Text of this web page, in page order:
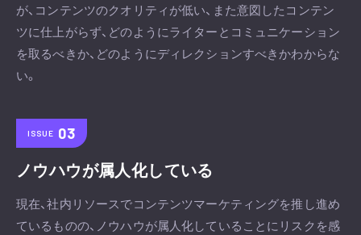
が、コンテンツのクオリティが低い、また意図したコンテン
ツに仕上がらず、どのようにライターとコミュニケーション
を取るべきか、どのようにディレクションすべきかわからな
い。
ISSUE
ノウハウが属人化している
現在、社内リソースでコンテンツマーケティングを推し進め
ているものの、ノウハウが属人化していることにリスクを感